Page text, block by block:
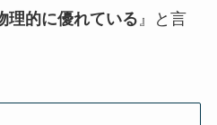
理的に優れている 』と言